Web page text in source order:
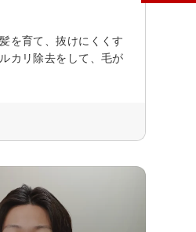
を育て、抜けにくくす
カリ除去をして、毛が